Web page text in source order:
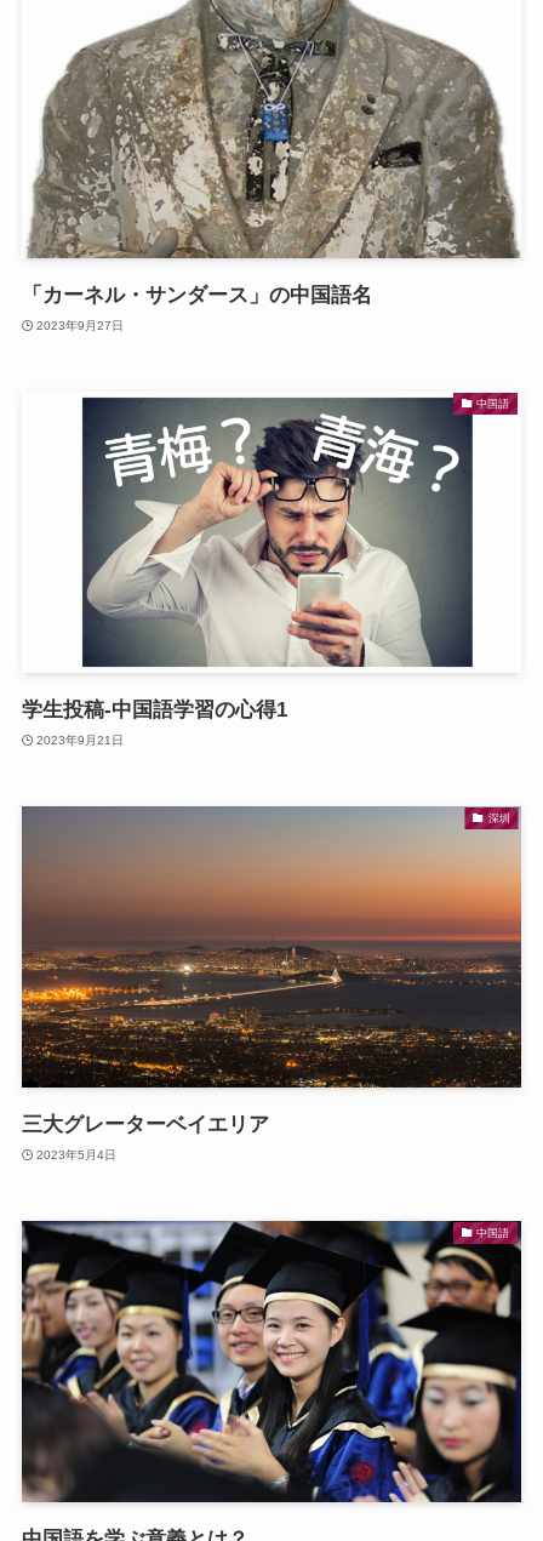
「カーネル・サンダース」の中国語名
2023年9月27日
中国語
学生投稿-中国語学習の心得1
2023年9月21日
深圳
三大グレーターベイエリア
2023年5月4日
中国語